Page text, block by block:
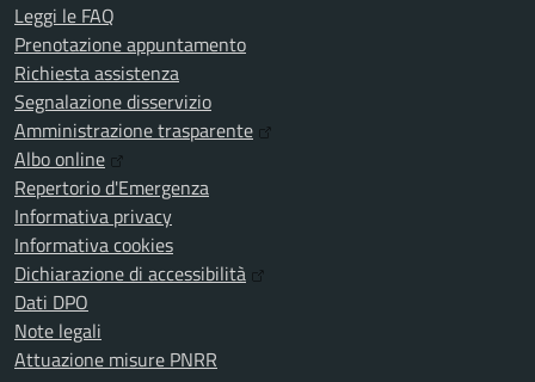
Leggi le FAQ
Prenotazione appuntamento
Richiesta assistenza
Segnalazione disservizio
Amministrazione trasparente
Albo online
Repertorio d'Emergenza
Informativa privacy
Informativa cookies
Dichiarazione di accessibilità
Dati DPO
Note legali
Attuazione misure PNRR